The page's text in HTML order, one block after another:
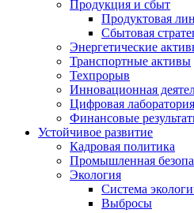
Продукция и сбыт
Продуктовая
Сбытовая
Энергетические
Транспортные активы
Техпрорыв
Инновационная
Цифровая лаборатория
Финансовые
Устойчивое развитие
Кадровая политика
Промышленная
Экология
Система
Выбросы